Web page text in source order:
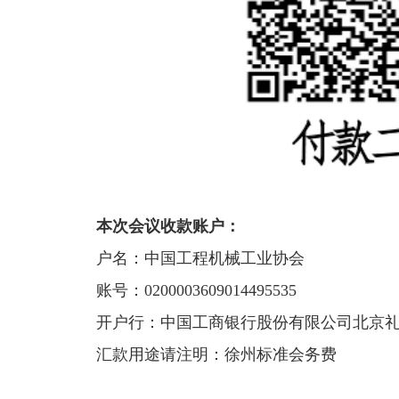
本次会议收款账户：
户名：中国工程机械工业协会
账号：0200003609014495535
开户行：中国工商银行股份有限公司北京
汇款用途请注明：徐州标准会务费